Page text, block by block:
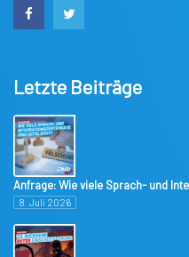
Letzte Beiträge
Anfrage: Wie viele Sprach- und
8. Juli 2026